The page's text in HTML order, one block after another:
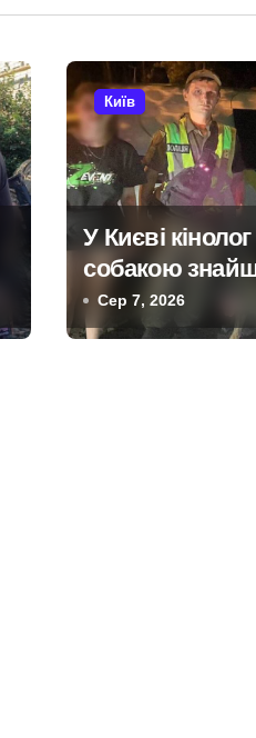
Київ
У Києві кінолог
собакою
річну дівчину,
повернулася
Сер 7, 2026